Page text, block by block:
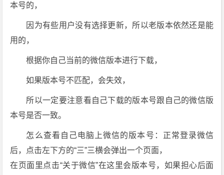
端
消
开
回
补
[4.
本号的，
因为有些用户没有选择更新，所以老版本依然还是能
用的，
根据你自己当前的微信版本进行下载，
如果版本号不匹配，会失效，
所以一定要注意看自己下载的版本号跟自己的微信版
本号是否一致。
怎么查看自己电脑上微信的版本号：正常登录微信
后，点击左下方的“三”三横会弹出一个页面，
在页面里点击“关于微信”在这里会版本号，如果担心后面